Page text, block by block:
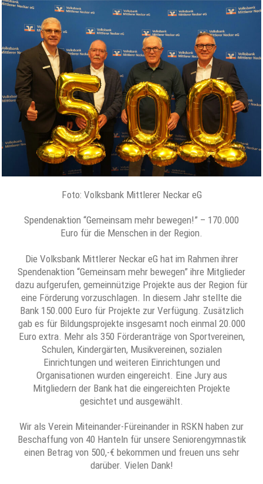
Foto: Volksbank Mittlerer Neckar eG
Spendenaktion “Gemeinsam mehr bewegen!” – 170.000
Euro für die Menschen in der Region.
Die Volksbank Mittlerer Neckar eG hat im Rahmen ihrer
Spendenaktion “Gemeinsam mehr bewegen” ihre Mitglieder
dazu aufgerufen, gemeinnützige Projekte aus der Region für
eine Förderung vorzuschlagen. In diesem Jahr stellte die
Bank 150.000 Euro für Projekte zur Verfügung. Zusätzlich
gab es für Bildungsprojekte insgesamt noch einmal 20.000
Euro extra. Mehr als 350 Förderanträge von Sportvereinen,
Schulen, Kindergärten, Musikvereinen, sozialen
Einrichtungen und weiteren Einrichtungen und
Organisationen wurden eingereicht. Eine Jury aus
Mitgliedern der Bank hat die eingereichten Projekte
gesichtet und ausgewählt.
Wir als Verein Miteinander-Füreinander in RSKN haben zur
Beschaffung von 40 Hanteln für unsere Seniorengymnastik
einen Betrag von 500,-€ bekommen und freuen uns sehr
darüber. Vielen Dank!